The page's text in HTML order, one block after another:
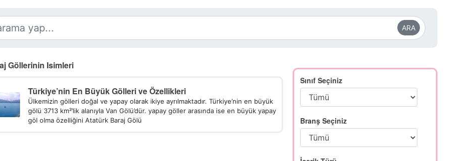
ARA
Göllerinin Isimleri
Türkiye’nin En Büyük Gölleri ve Özellikleri
Ülkemizin gölleri doğal ve yapay olarak ikiye ayrılmaktadır. Türkiye’nin en büyük
gölü 3713 km²’lik alanıyla Van Gölü’dür. yapay göller arasında ise en büyük yapay
göl olma özelliğini Atatürk Baraj Gölü
Sınıf Seçiniz
Branş Seçiniz